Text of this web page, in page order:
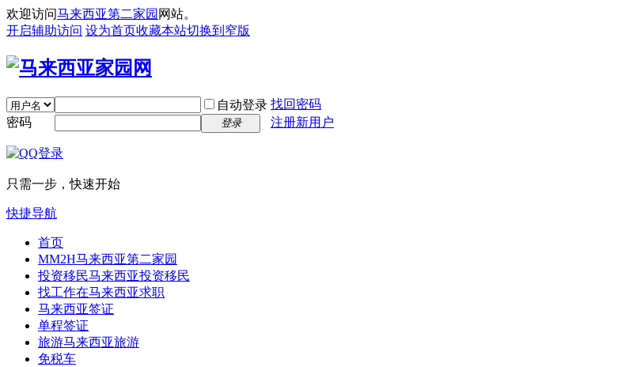
欢迎访问马来西亚第二家园 网站。
开启辅助访问 设为首页收藏本站切换到窄版
自动登录 找回密码
密码
登录 注册新用户
只需一步，快速开始
快捷导航
首页
MM2H马来西亚第二家园
投资移民马来西亚投资移民
找工作在马来西亚求职
马来西亚签证
单程签证
旅游马来西亚旅游
免税车